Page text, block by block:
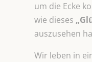
um die Ecke
wie dieses
auszusehen
Wir leben in